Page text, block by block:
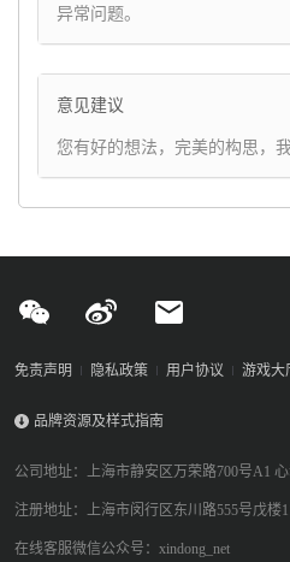
异常问题。
意见建议
您有好的想法，完美的构思，
免责声明 隐私政策 用户协议 游戏大
品牌资源及样式指南
公司地址：上海市静安区万荣路700号A1
注册地址：上海市闵行区东川路555号戊楼
在线客服微信公众号：xindong_net